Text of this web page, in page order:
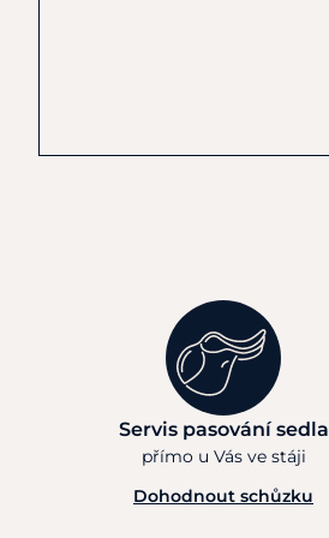
Servis pasování sedla
přímo u Vás ve stáji
Dohodnout schůzku